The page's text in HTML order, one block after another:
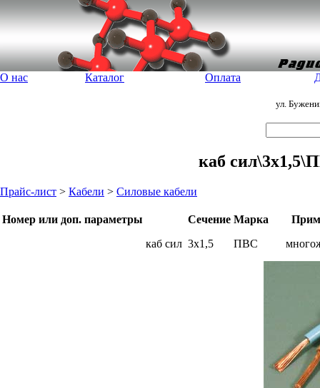
О нас Каталог Оплата
ул.
каб
Прайс-лист > Кабели > Силовые кабели
Номер или доп. параметры Сечение Марка
каб сил 3x1,5 ПВС